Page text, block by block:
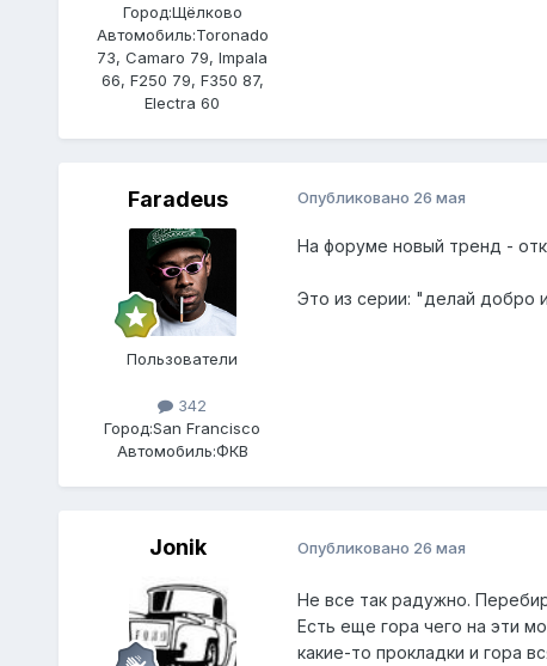
Город:Щёлково
Автомобиль:Toronado
73, Camaro 79, Impala
66, F250 79, F350 87,
Electra 60
Faradeus
Пользователи
342
Город:San Francisco
Автомобиль:ФКВ
Опубликовано 26 мая
На форуме новый тренд -
Это из серии: "делай добро
Jonik Опубликовано 26 мая
Не все так радужно.
Есть еще гора чего на эти
какие-то прокладки и гора